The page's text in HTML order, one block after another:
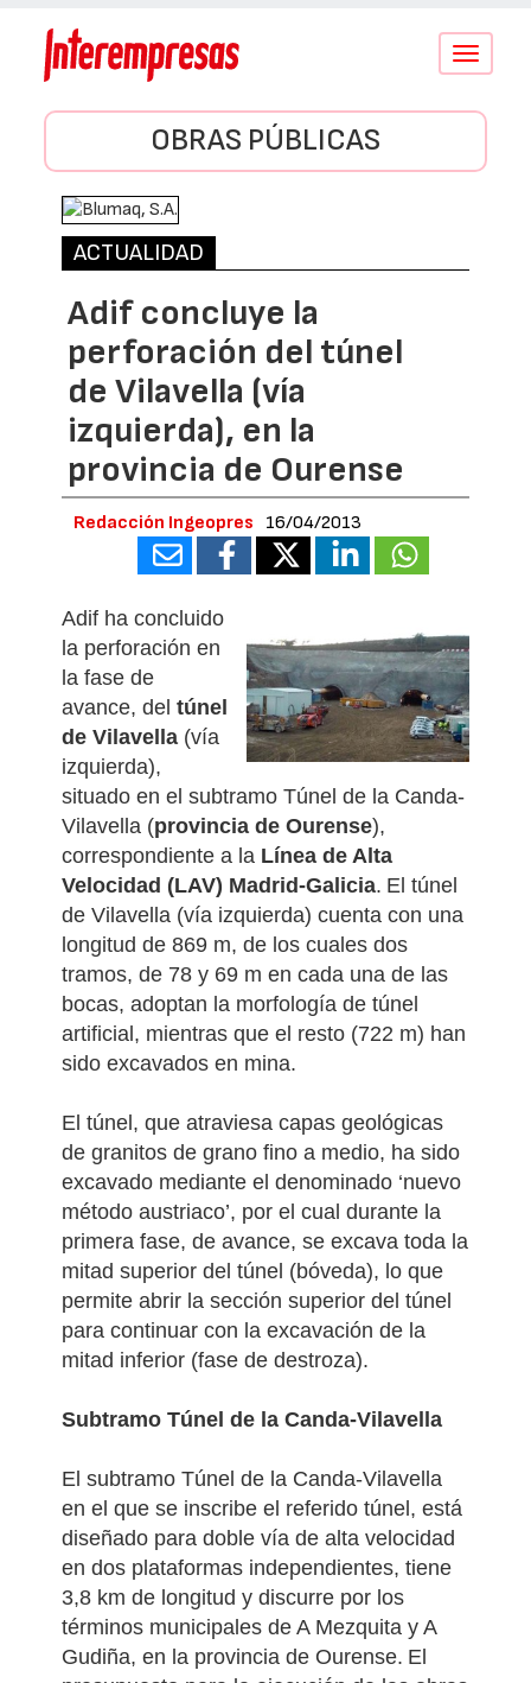
Conmutar
OBRAS PÚBLICAS
ACTUALIDAD
Adif concluye la
perforación del túnel
de Vilavella (vía
izquierda), en la
provincia de Ourense
Redacción Ingeopres 16/04/2013
Adif ha concluido
la perforación en
la fase de
avance, deltúnel
de Vilavella (vía
izquierda),
situado en el subtramo Túnel de la Canda-
Vilavella (provincia de Ourense),
correspondiente a la Línea de Alta
Velocidad (LAV) Madrid-Galicia. El túnel
de Vilavella (vía izquierda) cuenta con una
longitud de 869 m, de los cuales dos
tramos, de 78 y 69 m en cada una de las
bocas, adoptan la morfología de túnel
artificial, mientras que el resto (722 m) han
sido excavados en mina.
El túnel, que atraviesa capas geológicas
de granitos de grano fino a medio, ha sido
excavado mediante el denominado ‘nuevo
método austriaco’, por el cual durante la
primera fase, de avance, se excava toda la
mitad superior del túnel (bóveda), lo que
permite abrir la sección superior del túnel
para continuar con la excavación de la
mitad inferior (fase de destroza).
Subtramo Túnel de la Canda-Vilavella
El subtramo Túnel de la Canda-Vilavella
en el que se inscribe el referido túnel, está
diseñado para doble vía de alta velocidad
en dos plataformas independientes, tiene
3,8 km de longitud y discurre por los
términos municipales de A Mezquita y A
Gudiña, en la provincia de Ourense. El